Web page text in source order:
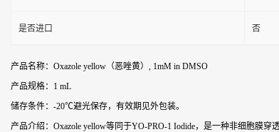
是否进口 否
产品名称：Oxazole yellow（恶唑黄）, 1mM in DMSO
产品规格：1 mL
储存条件：-20℃避光保存，有效期见外包装。
产品介绍：Oxazole yellow等同于YO-PRO-1 Iodide，是一种非细胞膜